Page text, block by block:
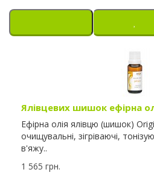
Ялівцевих шишок ефірна
Ефірна олія ялівцю (шишок)
очищувальні, зігріваючі,
в'яжу..
1 565 грн.